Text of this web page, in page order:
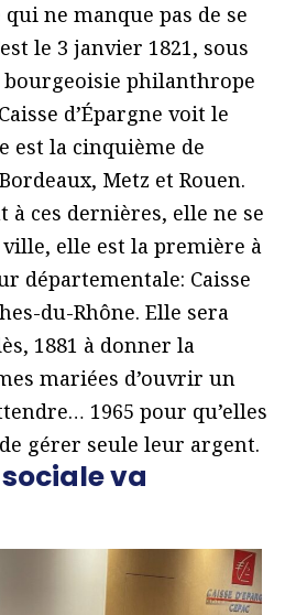
ne manque pas de se
le 3 janvier 1821, sous
bourgeoisie philanthrope
d’Épargne voit le
est la cinquième de
Metz et Rouen.
ces dernières, elle ne se
elle est la première à
départementale: Caisse
du-Rhône. Elle sera
1881 à donner la
mariées d’ouvrir un
1965 pour qu’elles
gérer seule leur argent.
va